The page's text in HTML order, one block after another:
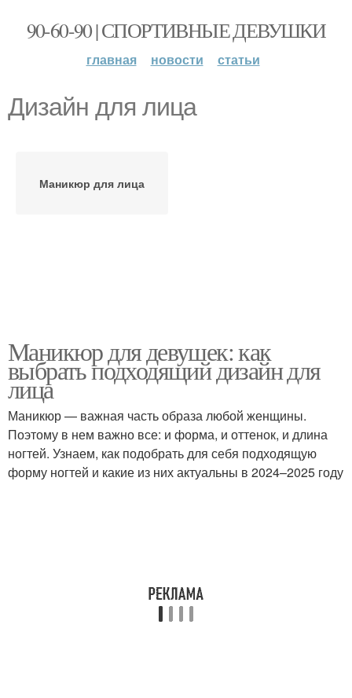
90-60-90 | СПОРТИВНЫЕ ДЕВУШКИ
главная новости статьи
Дизайн для лица
Маникюр для лица
Маникюр для девушек: как
выбрать подходящий дизайн для
лица
Маникюр — важная часть образа любой женщины.
Поэтому в нем важно все: и форма, и оттенок, и длина
ногтей. Узнаем, как подобрать для себя подходящую
форму ногтей и какие из них актуальны в 2024–2025 году